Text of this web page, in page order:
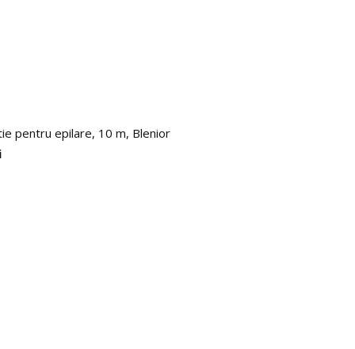
pentru epilare, 10 m, Blenior